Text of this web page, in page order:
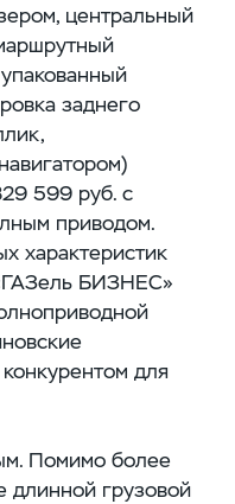
центральный
заднего
599 руб. с
приводом.
характеристик
БИЗНЕС»
для
Помимо более
длинной грузовой